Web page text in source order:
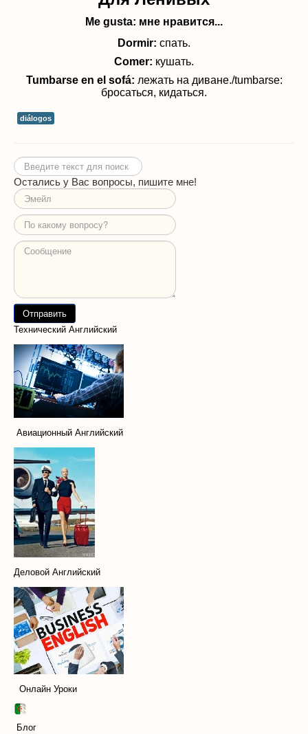
Me gusta: мне нравится...
Dormir: спать.
Comer: кушать.
Tumbarse en el sofá: лежать на диване./tumbarse:
бросатьcя, кидаться.
diálogos
Искать...
Остались у Вас вопросы, пишите мне!
Технический Английский
Авиационный Английский
Деловой Английский
Онлайн Уроки
Блог